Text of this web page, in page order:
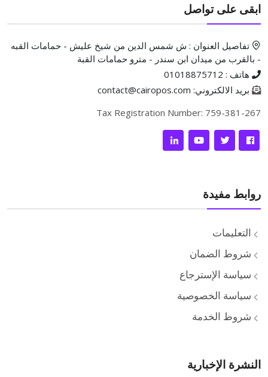
ابقى على تواصل
تفاصيل العنوان : ش شمس الدين من شيخ عليش - حمامات القبه
- بالقرب من ميدان ابن سندر - مترو حمامات القبة
هاتف : 01018875712
بريد الالكتروني: contact@cairopos.com
Tax Registration Number: 759-381-267
روابط مفيدة
التعليمات
شروط الضمان
سياسة الإسترجاع
سياسة الخصوصية
شروط الخدمة
النشرة الإخبارية